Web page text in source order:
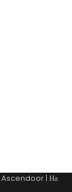
Ascendoor| На